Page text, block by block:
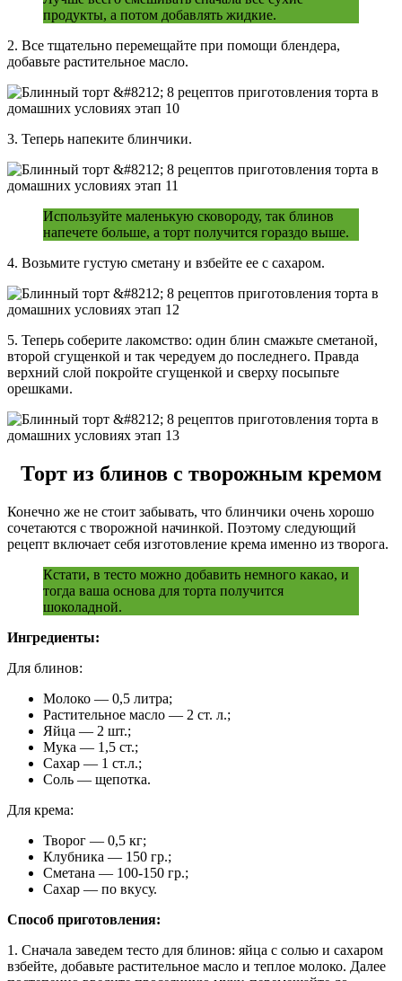
продукты, а потом добавлять жидкие.
2. Все тщательно перемещайте при помощи блендера,
добавьте растительное масло.
3. Теперь напеките блинчики.
Используйте маленькую сковороду, так блинов
напечете больше, а торт получится гораздо выше.
4. Возьмите густую сметану и взбейте ее с сахаром.
5. Теперь соберите лакомство: один блин смажьте сметаной,
второй сгущенкой и так чередуем до последнего. Правда
верхний слой покройте сгущенкой и сверху посыпьте
орешками.
Торт из блинов с творожным кремом
Конечно же не стоит забывать, что блинчики очень хорошо
сочетаются с творожной начинкой. Поэтому следующий
рецепт включает себя изготовление крема именно из творога.
Кстати, в тесто можно добавить немного какао, и
тогда ваша основа для торта получится
шоколадной.
Ингредиенты:
Для блинов:
Молоко — 0,5 литра;
Растительное масло — 2 ст. л.;
Яйца — 2 шт.;
Мука — 1,5 ст.;
Сахар — 1 ст.л.;
Соль — щепотка.
Для крема:
Творог — 0,5 кг;
Клубника — 150 гр.;
Сметана — 100-150 гр.;
Сахар — по вкусу.
Способ приготовления:
1. Сначала заведем тесто для блинов: яйца с солью и сахаром
взбейте, добавьте растительное масло и теплое молоко. Далее